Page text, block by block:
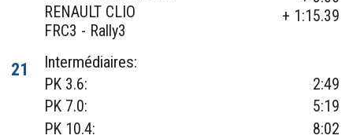
RENAULT CLIO
FRC3 - Rally3
+ 1:15.39
21
Intermédiaires:
PK 3.6:
2:49
PK 7.0:
5:19
PK 10.4:
8:02